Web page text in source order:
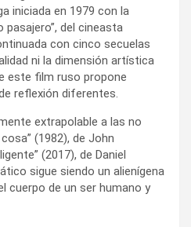
iniciada en 1979 con la
pasajero”, del cineasta
con cinco secuelas
ni la dimensión artística
este film ruso propone
reflexión diferentes.
extrapolable a las no
(1982), de John
(2017), de Daniel
sigue siendo un alienígena
cuerpo de un ser humano y